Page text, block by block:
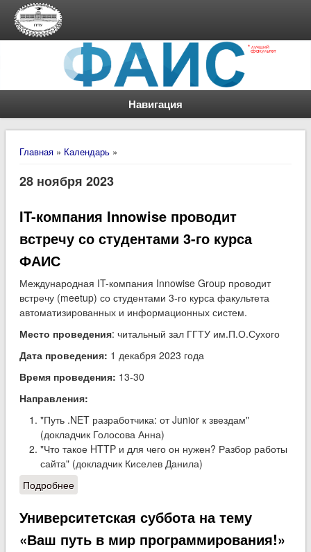
Навигация
Вы здесь
Главная» Календарь»
28 ноября 2023
IT-компания Innowise проводит
встречу со студентами 3-го курса
ФАИС
Международная IT-компания Innowise Group проводит
встречу (meetup) со студентами 3-го курса факультета
автоматизированных и информационных систем.
Место проведения: читальный зал ГГТУ им.П.О.Сухого
Дата проведения: 1 декабря 2023 года
Время проведения: 13-30
Направления:
"Путь .NET разработчика: от Junior к звездам"
(докладчик Голосова Анна)
"Что такое HTTP и для чего он нужен? Разбор работы
сайта" (докладчик Киселев Данила)
Подробнеео IT-компания Innowise проводит встречу со
студентами 3-го курса ФАИС
Университетская суббота на тему
«Ваш путь в мир программирования!»